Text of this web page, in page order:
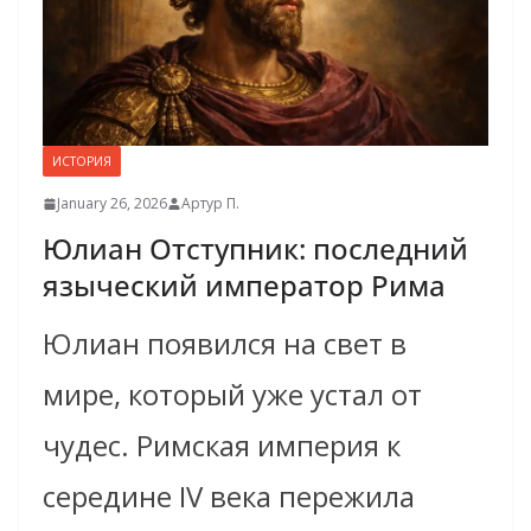
ИСТОРИЯ
January 26, 2026 Артур П.
Юлиан Отступник: последний
языческий император Рима
Юлиан появился на свет в
мире, который уже устал от
чудес. Римская империя к
середине IV века пережила